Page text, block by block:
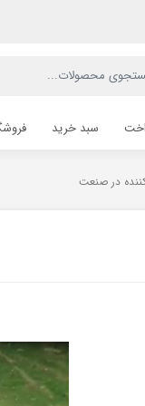
سبد خرید
در صنعت